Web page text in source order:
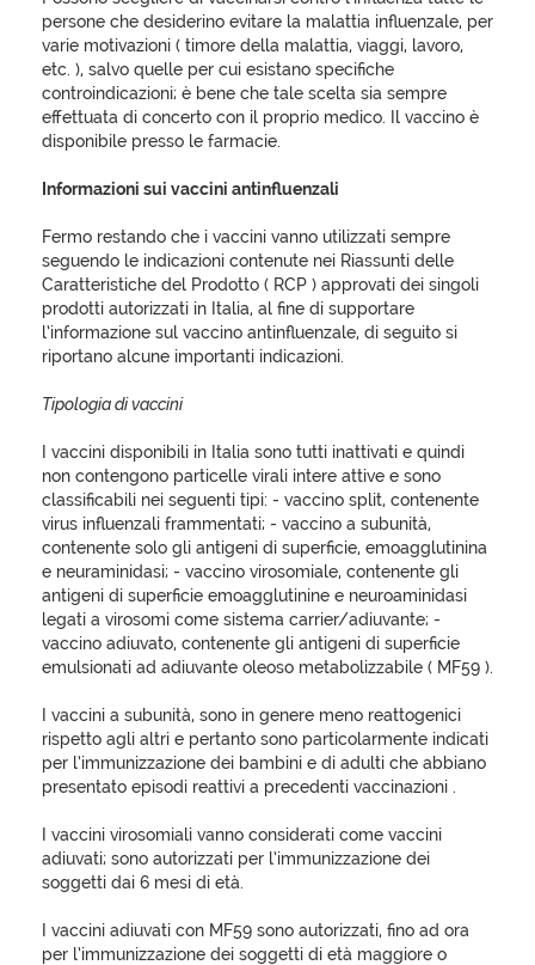
persone che desiderino evitare la malattia influenzale, per
varie motivazioni ( timore della malattia, viaggi, lavoro,
etc. ), salvo quelle per cui esistano specifiche
controindicazioni; è bene che tale scelta sia sempre
effettuata di concerto con il proprio medico. Il vaccino è
disponibile presso le farmacie.
Informazioni sui vaccini antinfluenzali
Fermo restando che i vaccini vanno utilizzati sempre
seguendo le indicazioni contenute nei Riassunti delle
Caratteristiche del Prodotto ( RCP ) approvati dei singoli
prodotti autorizzati in Italia, al fine di supportare
l’informazione sul vaccino antinfluenzale, di seguito si
riportano alcune importanti indicazioni.
Tipologia di vaccini
I vaccini disponibili in Italia sono tutti inattivati e quindi
non contengono particelle virali intere attive e sono
classificabili nei seguenti tipi: - vaccino split, contenente
virus influenzali frammentati; - vaccino a subunità,
contenente solo gli antigeni di superficie, emoagglutinina
e neuraminidasi; - vaccino virosomiale, contenente gli
antigeni di superficie emoagglutinine e neuroaminidasi
legati a virosomi come sistema carrier/adiuvante; -
vaccino adiuvato, contenente gli antigeni di superficie
emulsionati ad adiuvante oleoso metabolizzabile ( MF59 ).
I vaccini a subunità, sono in genere meno reattogenici
rispetto agli altri e pertanto sono particolarmente indicati
per l’immunizzazione dei bambini e di adulti che abbiano
presentato episodi reattivi a precedenti vaccinazioni .
I vaccini virosomiali vanno considerati come vaccini
adiuvati; sono autorizzati per l’immunizzazione dei
soggetti dai 6 mesi di età.
I vaccini adiuvati con MF59 sono autorizzati, fino ad ora
per l’immunizzazione dei soggetti di età maggiore o